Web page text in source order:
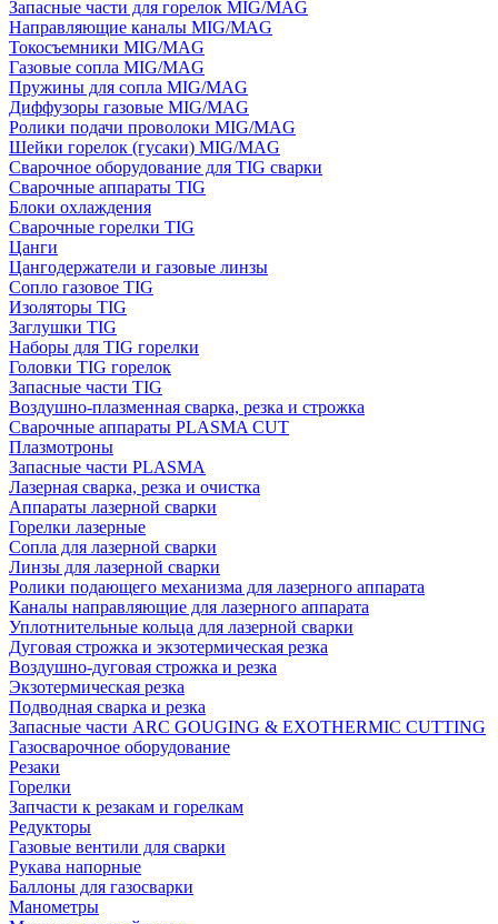
Запасные части для горелок MIG/MAG
Направляющие каналы MIG/MAG
Токосъемники MIG/MAG
Газовые сопла MIG/MAG
Пружины для сопла MIG/MAG
Диффузоры газовые MIG/MAG
Ролики подачи проволоки MIG/MAG
Шейки горелок (гусаки) MIG/MAG
Сварочное оборудование для TIG сварки
Сварочные аппараты TIG
Блоки охлаждения
Сварочные горелки TIG
Цанги
Цангодержатели и газовые линзы
Сопло газовое TIG
Изоляторы TIG
Заглушки TIG
Наборы для TIG горелки
Головки TIG горелок
Запасные части TIG
Воздушно-плазменная сварка, резка и строжка
Сварочные аппараты PLASMA CUT
Плазмотроны
Запасные части PLASMA
Лазерная сварка, резка и очистка
Аппараты лазерной сварки
Горелки лазерные
Сопла для лазерной сварки
Линзы для лазерной сварки
Ролики подающего механизма для лазерного аппарата
Каналы направляющие для лазерного аппарата
Уплотнительные кольца для лазерной сварки
Дуговая строжка и экзотермическая резка
Воздушно-дуговая строжка и резка
Экзотермическая резка
Подводная сварка и резка
Запасные части ARC GOUGING & EXOTHERMIC CUTTING
Газосварочное оборудование
Резаки
Горелки
Запчасти к резакам и горелкам
Редукторы
Газовые вентили для сварки
Рукава напорные
Баллоны для газосварки
Манометры